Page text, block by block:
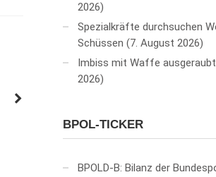
2026
Spezialkräfte durchsuchen
Schüssen
7. August 2026
Imbiss mit Waffe ausgeraubt
2026
BPOL-TICKER
BPOLD-B: Bilanz der